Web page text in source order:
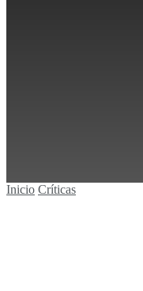
Inicio Críticas